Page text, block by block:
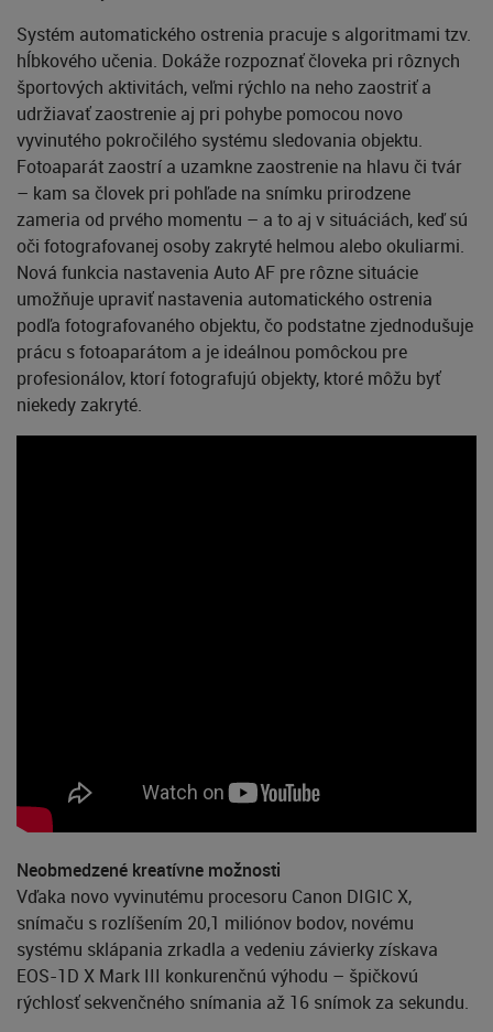
Systém automatického ostrenia pracuje s algoritmami tzv.
hĺbkového učenia. Dokáže rozpoznať človeka pri rôznych
športových aktivitách, veľmi rýchlo na neho zaostriť a
udržiavať zaostrenie aj pri pohybe pomocou novo
vyvinutého pokročilého systému sledovania objektu.
Fotoaparát zaostrí a uzamkne zaostrenie na hlavu či tvár
– kam sa človek pri pohľade na snímku prirodzene
zameria od prvého momentu – a to aj v situáciách, keď sú
oči fotografovanej osoby zakryté helmou alebo okuliarmi.
Nová funkcia nastavenia Auto AF pre rôzne situácie
umožňuje upraviť nastavenia automatického ostrenia
podľa fotografovaného objektu, čo podstatne zjednodušuje
prácu s fotoaparátom a je ideálnou pomôckou pre
profesionálov, ktorí fotografujú objekty, ktoré môžu byť
niekedy zakryté.
Neobmedzené kreatívne možnosti
Vďaka novo vyvinutému procesoru Canon DIGIC X,
snímaču s rozlíšením 20,1 miliónov bodov, novému
systému sklápania zrkadla a vedeniu závierky získava
EOS-1D X Mark III konkurenčnú výhodu – špičkovú
rýchlosť sekvenčného snímania až 16 snímok za sekundu.